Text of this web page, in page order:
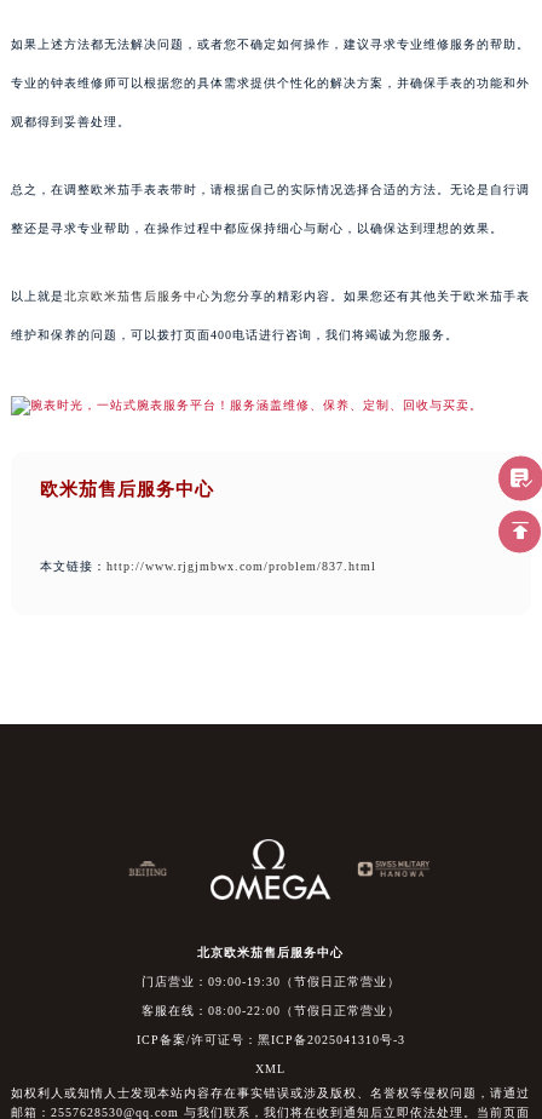
如果上述方法都无法解决问题，或者您不确定如何操作，建议寻求专业维修服务的帮助。
专业的钟表维修师可以根据您的具体需求提供个性化的解决方案，并确保手表的功能和外
观都得到妥善处理。
总之，在调整欧米茄手表表带时，请根据自己的实际情况选择合适的方法。无论是自行调
整还是寻求专业帮助，在操作过程中都应保持细心与耐心，以确保达到理想的效果。
以上就是北京欧米茄售后服务中心为您分享的精彩内容。如果您还有其他关于欧米茄手表
维护和保养的问题，可以拨打页面400电话进行咨询，我们将竭诚为您服务。
欧米茄售后服务中心
本文链接： http://www.rjgjmbwx.com/problem/837.html
北京欧米茄售后服务中心
门店营业：09:00-19:30（节假日正常营业）
客服在线：08:00-22:00（节假日正常营业）
ICP备案/许可证号：黑ICP备2025041310号-3
XML
如权利人或知情人士发现本站内容存在事实错误或涉及版权、名誉权等侵权问题，请通过
邮箱：2557628530@qq.com 与我们联系，我们将在收到通知后立即依法处理。当前页面